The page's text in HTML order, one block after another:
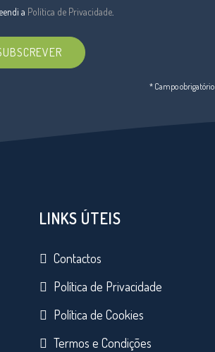
a Política de Privacidade
* Campo obrigatório
LINKS ÚTEIS
Contactos
Política de Privacidade
Política de Cookies
Termos e Condições